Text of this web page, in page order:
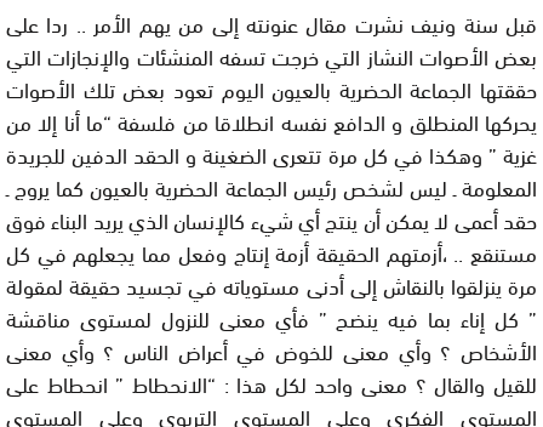
قبل سنة ونيف نشرت مقال عنونته إلى من يهم الأمر .. ردا على
بعض الأصوات النشاز التي خرجت تسفه المنشئات والإنجازات التي
حققتها الجماعة الحضرية بالعيون اليوم تعود بعض تلك الأصوات
يحركها المنطلق و الدافع نفسه انطلاقا من فلسفة “ما أنا إلا من
غزية ” وهكذا في كل مرة تتعرى الضغينة و الحقد الدفين للجريدة
المعلومة ـ ليس لشخص رئيس الجماعة الحضرية بالعيون كما يروج ـ
حقد أعمى لا يمكن أن ينتج أي شيء كالإنسان الذي يريد البناء فوق
مستنقع .. ،أزمتهم الحقيقة أزمة إنتاج وفعل مما يجعلهم في كل
مرة ينزلقوا بالنقاش إلى أدنى مستوياته في تجسيد حقيقة لمقولة
” كل إناء بما فيه ينضح ” فأي معنى للنزول لمستوى مناقشة
الأشخاص ؟ وأي معنى للخوض في أعراض الناس ؟ وأي معنى
للقيل والقال ؟ معنى واحد لكل هذا : “الانحطاط ” انحطاط على
المستوى الفكري وعلى المستوى التربوي وعلى المستوى